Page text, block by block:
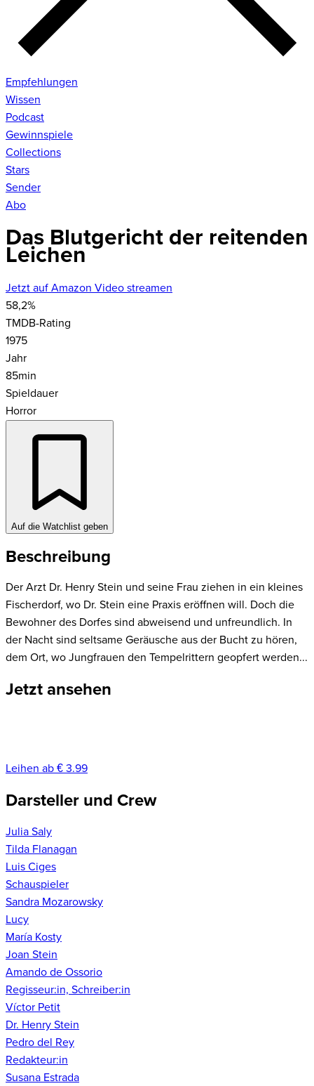
Empfehlungen
Wissen
Podcast
Gewinnspiele
Collections
Stars
Sender
Abo
Das Blutgericht der reitenden
Leichen
Jetzt auf Amazon Video streamen
58,2%
TMDB-Rating
1975
Jahr
85min
Spieldauer
Horror
Auf die Watchlist geben
Beschreibung
Der Arzt Dr. Henry Stein und seine Frau ziehen in ein kleines
Fischerdorf, wo Dr. Stein eine Praxis eröffnen will. Doch die
Bewohner des Dorfes sind abweisend und unfreundlich. In
der Nacht sind seltsame Geräusche aus der Bucht zu hören,
dem Ort, wo Jungfrauen den Tempelrittern geopfert werden...
Jetzt ansehen
Leihen ab € 3.99
Darsteller und Crew
Julia Saly
Tilda Flanagan
Luis Ciges
Schauspieler
Sandra Mozarowsky
Lucy
María Kosty
Joan Stein
Amando de Ossorio
Regisseur:in, Schreiber:in
Víctor Petit
Dr. Henry Stein
Pedro del Rey
Redakteur:in
Susana Estrada